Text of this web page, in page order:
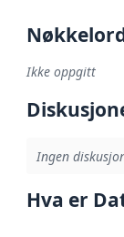
Ikke oppgitt
Ingen
Hva er